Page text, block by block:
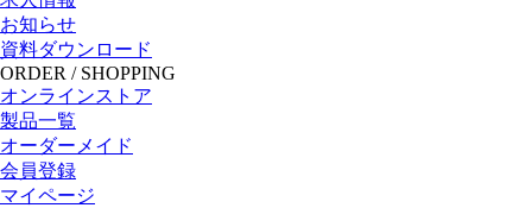
お知らせ
資料ダウンロード
ORDER / SHOPPING
オンラインストア
製品一覧
オーダーメイド
会員登録
マイページ